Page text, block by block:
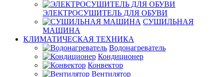
ЭЛЕКТРОСУШИТЕЛЬ ДЛЯ ОБУВИ
СУШИЛЬНАЯ
МАШИНА
КЛИМАТИЧЕСКАЯ ТЕХНИКА
Водонагреватель
Кондиционер
Конвектор
Вентилятор